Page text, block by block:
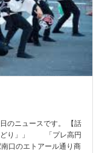
のニュースです。 【話
どり」」 「プレ高円
口のエトアール通り商